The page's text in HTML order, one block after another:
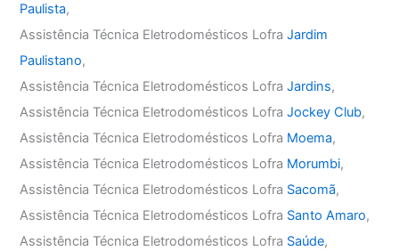
Paulista,
Assistência Técnica Eletrodomésticos LofraJardim
Paulistano,
Assistência Técnica Eletrodomésticos LofraJardins,
Assistência Técnica Eletrodomésticos LofraJockey Club,
Assistência Técnica Eletrodomésticos Lofra Moema,
Assistência Técnica Eletrodomésticos Lofra Morumbi,
Assistência Técnica Eletrodomésticos Lofra Sacomã,
Assistência Técnica Eletrodomésticos Lofra Santo Amaro,
Assistência Técnica Eletrodomésticos Lofra Saúde,